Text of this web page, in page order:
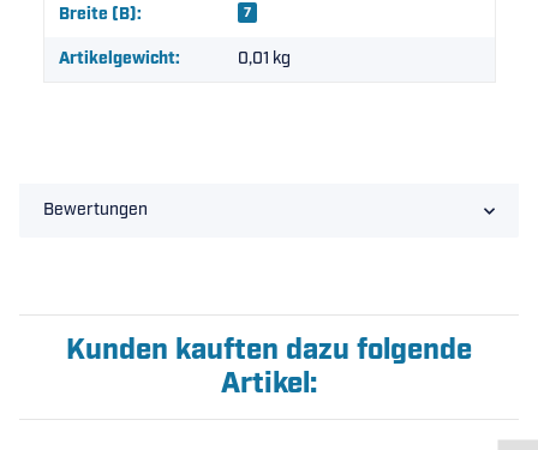
Breite (B): 7
Artikelgewicht: 0,01 kg
Bewertungen
Kunden kauften dazu folgende
Artikel: